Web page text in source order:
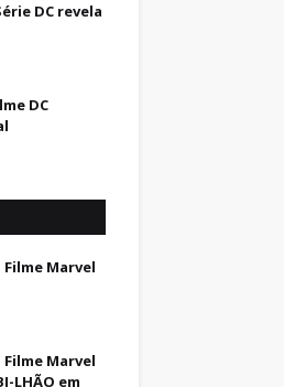
DC revela
DC
Filme Marvel
Filme Marvel
LHÃO em